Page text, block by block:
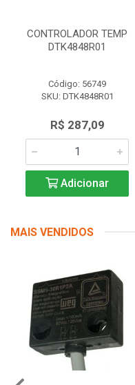
CONTROLADOR TEMP
DTK4848R01
Código: 56749
SKU: DTK4848R01
R$ 287,09
Adicionar
MAIS VENDIDOS